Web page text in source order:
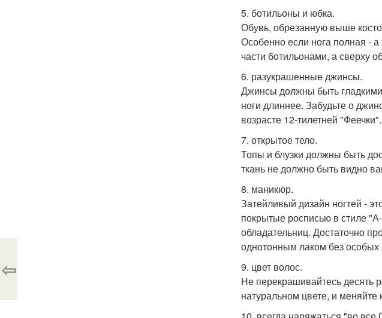
5. ботильоны и юбка.
Обувь, обрезанную выше
Особенно если нога полная -
части ботильонами, а сверху
6. разукрашенные джинсы.
Джинсы должны быть
ноги длиннее. Забудьте о
возрасте 12-тилетней "Феечки".
7. открытое тело.
Топы и блузки должны быть
ткань не должно быть видно
8. маникюр.
Затейливый дизайн ногтей -
покрытые росписью в стиле
обладательниц. Достаточно
однотонным лаком без особых
9. цвет волос.
Не перекрашивайтесь десять
натуральном цвете, и
⇦